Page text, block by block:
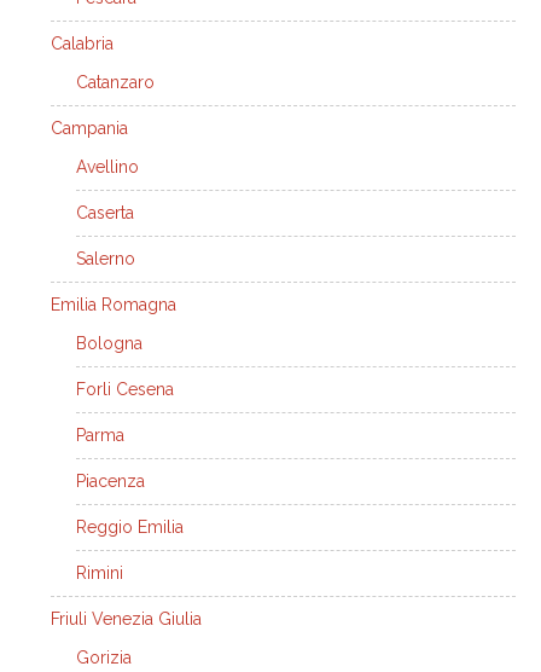
Calabria
Catanzaro
Campania
Avellino
Caserta
Salerno
Emilia Romagna
Bologna
Forli Cesena
Parma
Piacenza
Reggio Emilia
Rimini
Friuli Venezia Giulia
Gorizia